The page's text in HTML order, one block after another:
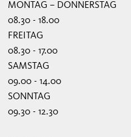
MONTAG – DONNERSTAG
08.30 - 18.00
FREITAG
08.30 - 17.00
SAMSTAG
09.00 - 14.00
SONNTAG
09.30 - 12.30